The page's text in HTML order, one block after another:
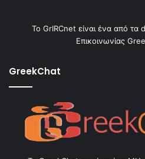
Το GrIRCnet είναι ένα από τα
Επικοινωνίας
GreekChat